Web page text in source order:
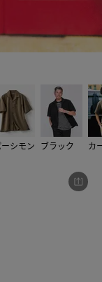
シモン ブラック カ
袖